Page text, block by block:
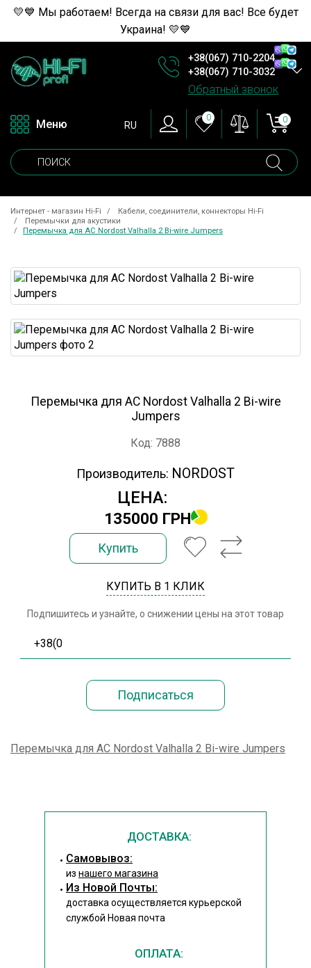
💛💙 Мы работаем! Всегда на связи для вас! Все будет
Украина! 💛💙
+38(067) 710-2204
+38(067) 710-3032
Обратный звонок
Меню RU
0 0
Интернет - магазин Hi-Fi
Кабели, соединители, коннекторы Hi-Fi
Перемычки для акустики
Перемычка для АС Nordost Valhalla 2 Bi-wire Jumpers
Перемычка для АС Nordost Valhalla 2 Bi-wire
Jumpers
Код: 7888
Производитель: NORDOST
ЦЕНА:
135000 ГРН
Купить
КУПИТЬ В 1 КЛИК
Подпишитесь и узнайте, о снижении цены на этот товар
Перемычка для АС Nordost Valhalla 2 Bi-wire Jumpers
ДОСТАВКА:
Cамовывоз:
из нашего магазина
Из Новой Почты:
доставка осуществляется курьерской
службой Новая почта
ОПЛАТА: